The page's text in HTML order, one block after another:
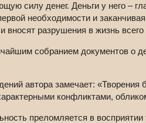
силу денег. Деньги у него –
необходимости и
вносят разрушения в жизнь
собранием документов о
автора замечает:
конфликтами,
преломляется в